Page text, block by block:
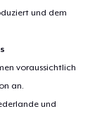
und dem
voraussichtlich
an.
und